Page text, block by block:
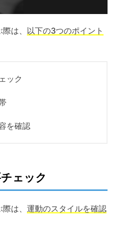
は、 以下の3つのポイント
ック
を確認
ェック
は、 運動のスタイルを確認